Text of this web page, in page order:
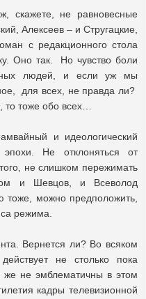
скажете, не равновесные
Алексеев – и Стругацкие,
с редакционного стола
Оно так. Но чувство боли
людей, и если уж мы
для всех, не правда ли?
то тоже обо всех…
и идеологический
Не отклоняться от
не слишком пережимать
и Шевцов, и Всеволод
тоже, можно предположить,
режима.
Вернется ли? Во всяком
не столько пока
же не эмблематичны в этом
кадры телевизионной